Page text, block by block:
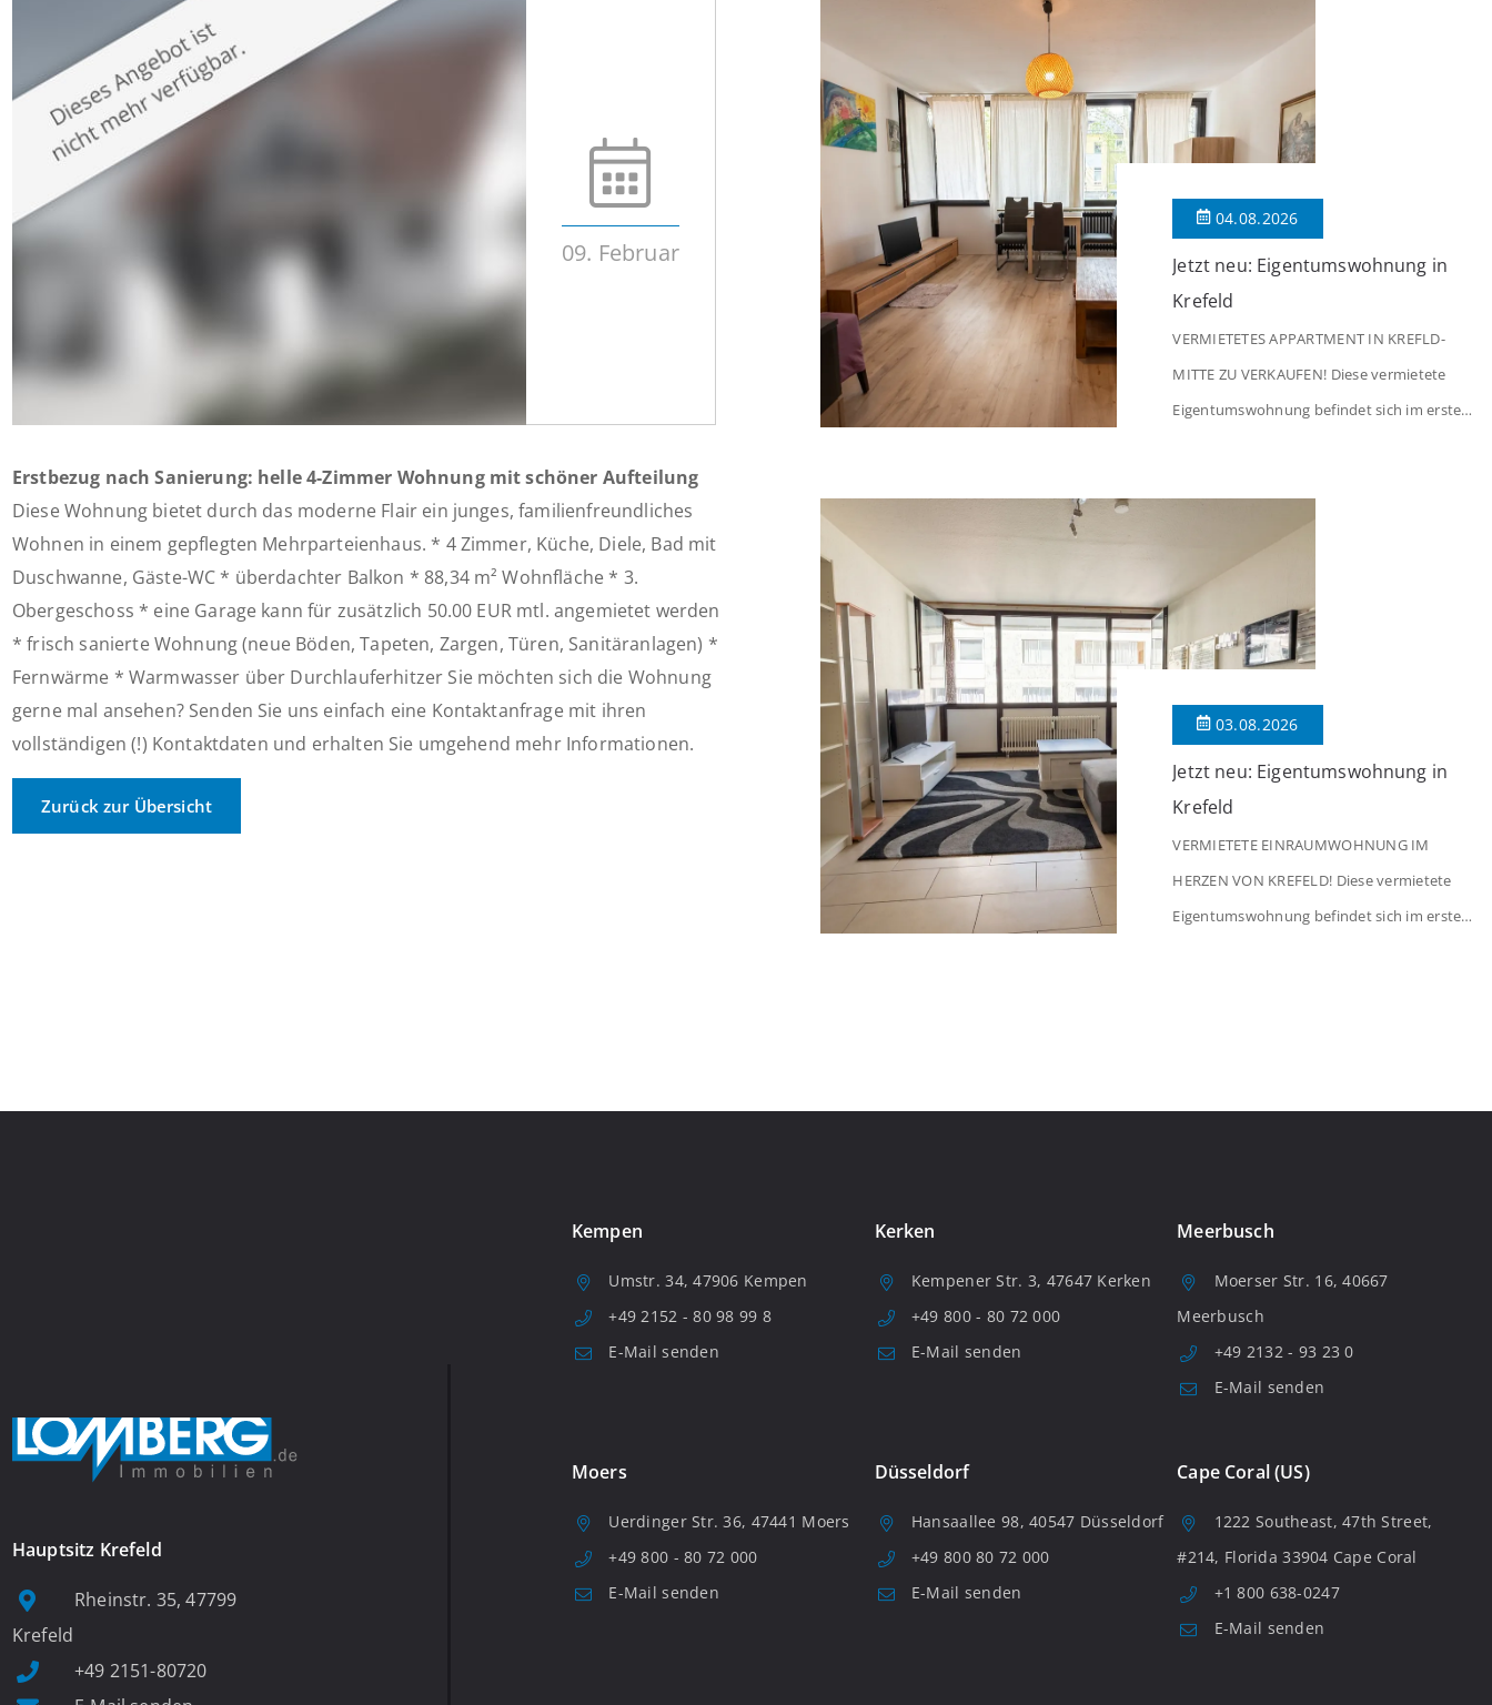
09. Februar
Erstbezug nach Sanierung: helle 4-Zimmer Wohnung mit schöner Aufteilung
Diese Wohnung bietet durch das moderne Flair ein junges, familienfreundliches
Wohnen in einem gepflegten Mehrparteienhaus. * 4 Zimmer, Küche, Diele, Bad mit
Duschwanne, Gäste-WC * überdachter Balkon * 88,34 m² Wohnfläche * 3.
Obergeschoss * eine Garage kann für zusätzlich 50.00 EUR mtl. angemietet werden
* frisch sanierte Wohnung (neue Böden, Tapeten, Zargen, Türen, Sanitäranlagen) *
Fernwärme * Warmwasser über Durchlauferhitzer Sie möchten sich die Wohnung
gerne mal ansehen? Senden Sie uns einfach eine Kontaktanfrage mit ihren
vollständigen (!) Kontaktdaten und erhalten Sie umgehend mehr Informationen.
Zurück zur Übersicht
04.08.2026
Jetzt neu: Eigentumswohnung in
Krefeld
VERMIETETES APPARTMENT IN KREFLD-
MITTE ZU VERKAUFEN! Diese vermietete
Eigentumswohnung befindet sich im ersten
über 34 m² Wohnfläche., welche sich wie
folgt aufteilen: Beim Betreten der Wohnung
befinden Sie sich in einer praktischen Diele,
welche ausreichend Platz für eine […]
03.08.2026
Jetzt neu: Eigentumswohnung in
Krefeld
VERMIETETE EINRAUMWOHNUNG IM
HERZEN VON KREFELD! Diese vermietete
Eigentumswohnung befindet sich im ersten
Hauptsitz Krefeld
Rheinstr. 35, 47799
Krefeld
+49 2151-80720
Kempen
Umstr. 34, 47906 Kempen
+49 2152 - 80 98 99 8
E-Mail senden
Kerken
Kempener Str. 3, 47647 Kerken
+49 800 - 80 72 000
E-Mail senden
Meerbusch
Moerser Str. 16, 40667
Meerbusch
+49 2132 - 93 23 0
E-Mail senden
Moers
Uerdinger Str. 36, 47441 Moers
+49 800 - 80 72 000
E-Mail senden
Düsseldorf
Hansaallee 98, 40547 Düsseldorf
+49 800 80 72 000
E-Mail senden
Cape Coral (US)
1222 Southeast, 47th Street,
#214, Florida 33904 Cape Coral
+1 800 638-0247
E-Mail senden